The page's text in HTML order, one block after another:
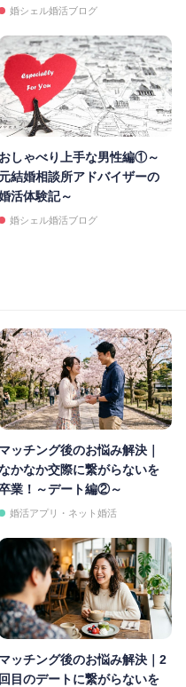
婚シェル婚活ブログ
おしゃべり上手な男性編①～
元結婚相談所アドバイザーの
活体験記～
婚シェル婚活ブログ
マッチング後のお悩み解決｜
かなか交際に繋がらないを
業！～デート編②～
婚活アプリ・ネット婚活
マッチング後のお悩み解決｜2
回目のデートに繋がらないを